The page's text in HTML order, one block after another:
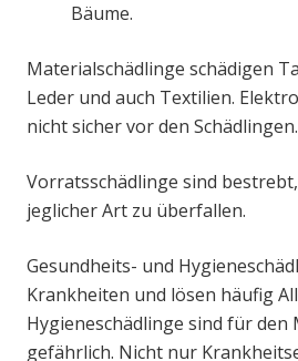
Bäume.
Materialschädlinge schädigen
Leder und auch Textilien.
nicht sicher vor den Schädlingen.
Vorratsschädlinge sind
jeglicher Art zu überfallen.
Gesundheits- und
Krankheiten und lösen häufig
Hygieneschädlinge sind für den
gefährlich. Nicht nur